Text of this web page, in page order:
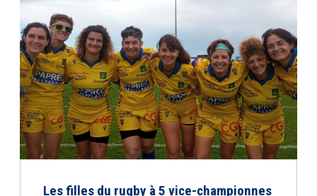
Les filles du rugby à 5 vice-championnes